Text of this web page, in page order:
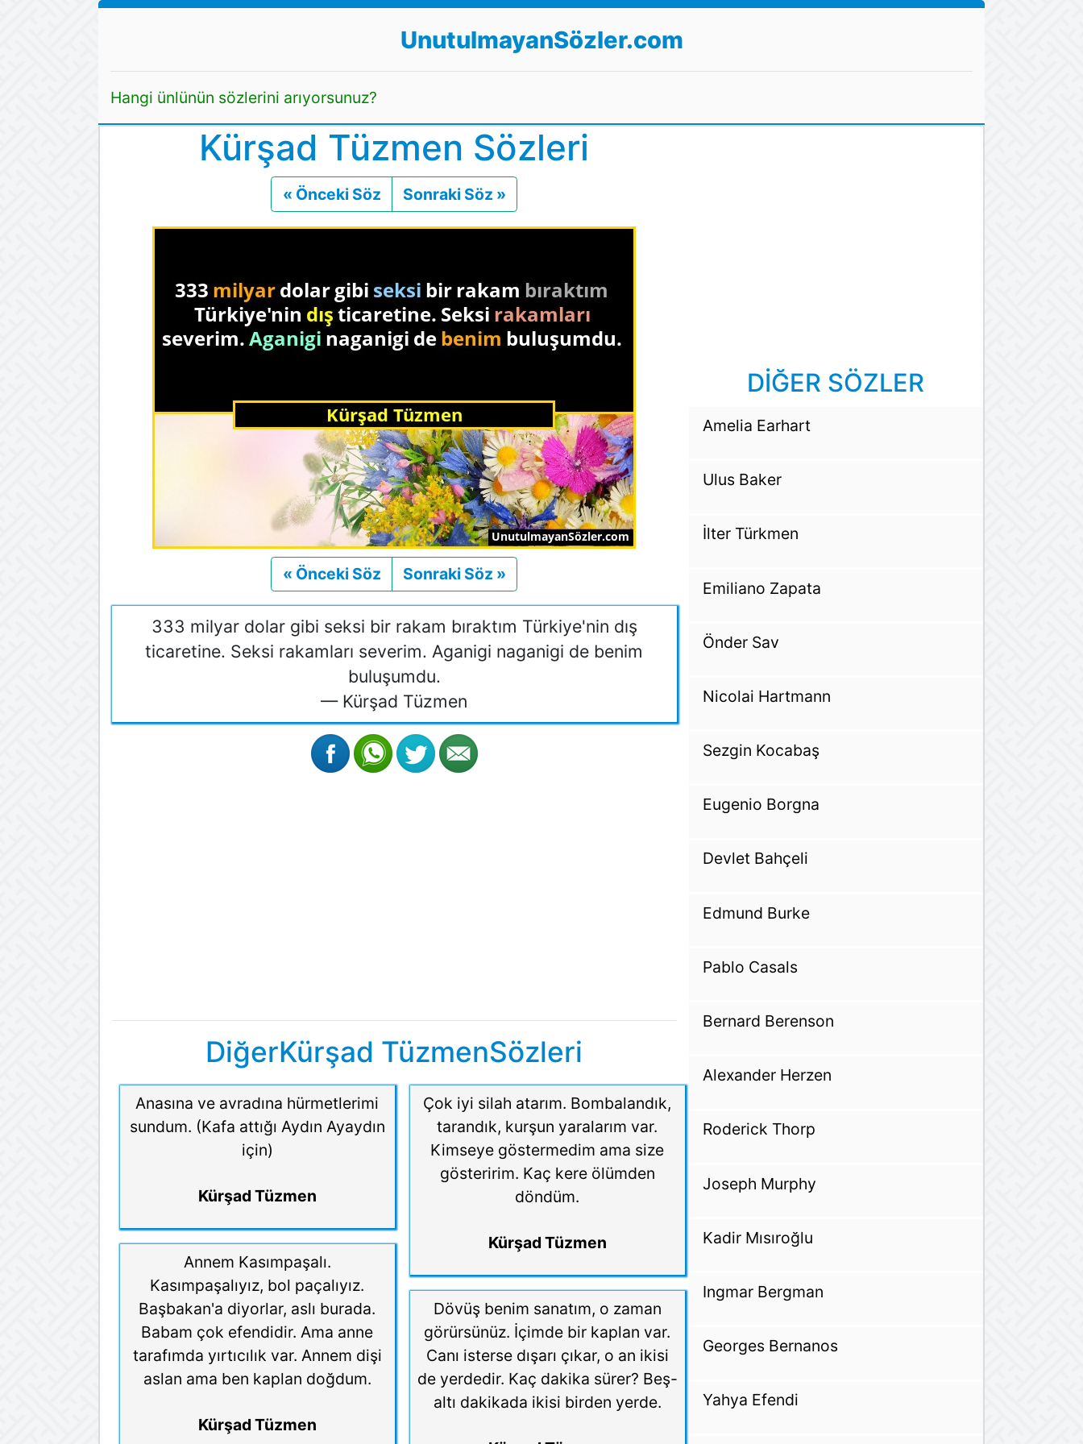
UnutulmayanSözler.com
Hangi ünlünün sözlerini arıyorsunuz?
Kürşad Tüzmen Sözleri
« Önceki Söz Önceki
Sonraki Söz »
« Önceki Söz Önceki
Sonraki Söz »
333 milyar dolar gibi seksi bir rakam bıraktım Türkiye'nin dış
ticaretine. Seksi rakamları severim. Aganigi naganigi de benim
buluşumdu.
— Kürşad Tüzmen
DiğerKürşad TüzmenSözleri
Anasına ve avradına hürmetlerimi
sundum. (Kafa attığı Aydın Ayaydın
için)
Kürşad Tüzmen
Annem Kasımpaşalı.
Kasımpaşalıyız, bol paçalıyız.
Başbakan'a diyorlar, aslı burada.
Babam çok efendidir. Ama anne
tarafımda yırtıcılık var. Annem dişi
aslan ama ben kaplan doğdum.
Kürşad Tüzmen
Çok iyi silah atarım. Bombalandık,
tarandık, kurşun yaralarım var.
Kimseye göstermedim ama size
gösteririm. Kaç kere ölümden
döndüm.
Kürşad Tüzmen
Dövüş benim sanatım, o zaman
görürsünüz. İçimde bir kaplan var.
Canı isterse dışarı çıkar, o an ikisi
de yerdedir. Kaç dakika sürer? Beş-
altı dakikada ikisi birden yerde.
DİĞER SÖZLER
Amelia Earhart
Ulus Baker
İlter Türkmen
Emiliano Zapata
Önder Sav
Nicolai Hartmann
Sezgin Kocabaş
Eugenio Borgna
Devlet Bahçeli
Edmund Burke
Pablo Casals
Bernard Berenson
Alexander Herzen
Roderick Thorp
Joseph Murphy
Kadir Mısıroğlu
Ingmar Bergman
Georges Bernanos
Yahya Efendi